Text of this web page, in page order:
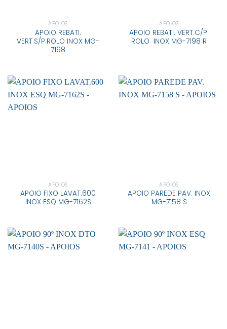
APOIOS
APOIO REBATI.
VERT.S/P.ROLO INOX MG-
7198
APOIOS
APOIO REBATI. VERT.C/P.
ROLO INOX MG-7198 R
APOIOS
APOIO FIXO LAVAT.600
INOX ESQ MG-7162S
APOIOS
APOIO PAREDE PAV. INOX
MG-7158 S